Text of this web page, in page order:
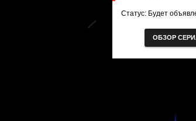
Статус: Будет
ОБЗОР